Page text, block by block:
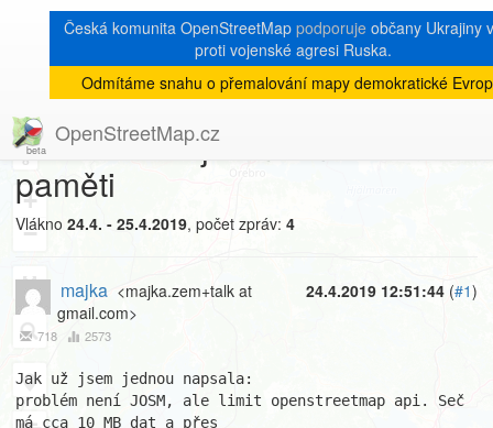
Česká komunita OpenStreetMap podporujeobčany Ukrajiny
proti vojenské agresi Ruska.
Odmítáme snahu o přemalování mapy demokratické
OpenStreetMap.cz
8
+
−
« zpět na výpis měsíce|
[Talk-cz]
Fwd: hláška josm o nedostatku
paměti
Vlákno 24.4. - 25.4.2019, počet zpráv: 4
24.4.2019 12:51:44 (#1)
majka <majka.zem+talk at
gmail.com>
718 2573
Jak už jsem jednou napsala:
problém není JOSM, ale limit openstreetmap api. Seč
má cca 10 MB dat a přes